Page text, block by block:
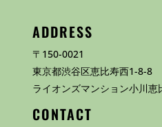
ADDRESS
〒150-0021
東京都渋谷区恵比寿西1-8-8
ライオンズマンション小川恵
CONTACT